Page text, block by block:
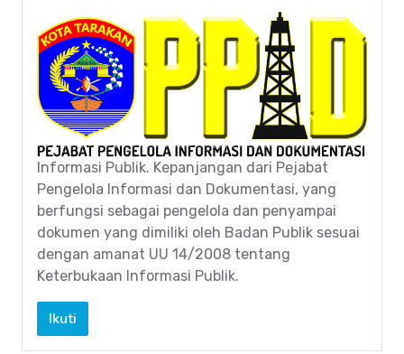
Informasi Publik. Kepanjangan dari Pejabat
Pengelola Informasi dan Dokumentasi, yang
berfungsi sebagai pengelola dan penyampai
dokumen yang dimiliki oleh Badan Publik sesuai
dengan amanat UU 14/2008 tentang
Keterbukaan Informasi Publik.
Ikuti